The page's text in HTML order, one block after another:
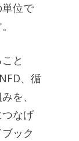
位で
と
、循
を、
なげ
ック